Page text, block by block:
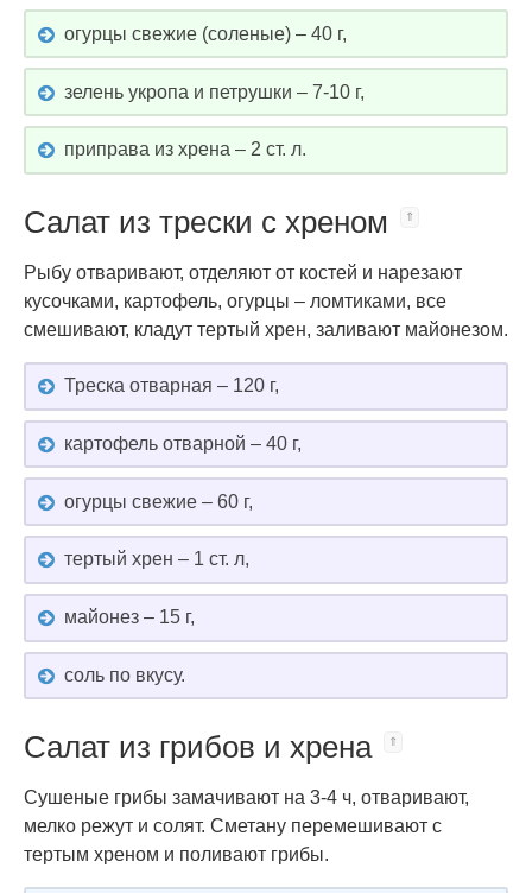
огурцы свежие (соленые) – 40 г,
зелень укропа и петрушки – 7-10 г,
приправа из хрена – 2 ст. л.
Салат из трески с хреном
Рыбу отваривают, отделяют от костей и нарезают
кусочками, картофель, огурцы – ломтиками, все
смешивают, кладут тертый хрен, заливают майонезом.
Треска отварная – 120 г,
картофель отварной – 40 г,
огурцы свежие – 60 г,
тертый хрен – 1 ст. л,
майонез – 15 г,
соль по вкусу.
Салат из грибов и хрена
Сушеные грибы замачивают на 3-4 ч, отваривают,
мелко режут и солят. Сметану перемешивают с
тертым хреном и поливают грибы.